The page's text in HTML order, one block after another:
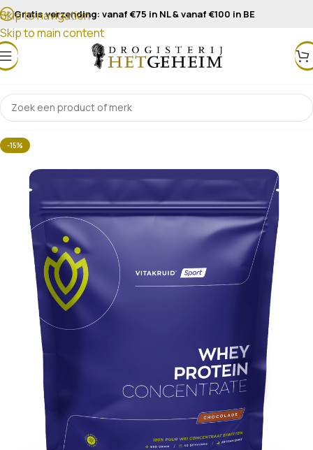
Skip to navigation
Skip to main content
Gratis verzending: vanaf €75 in NL & vanaf €100 in BE
-15%